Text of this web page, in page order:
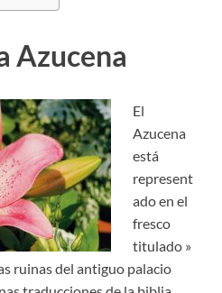
Azucena
El
Azucena
está
represent
ado en el
fresco
titulado »
ruinas del antiguo palacio